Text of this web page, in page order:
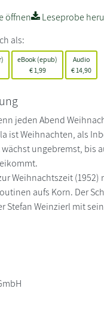
öffnen
Leseprobe
als:
eBook (epub)
€1,99
Audio
€ 14,90
jeden Abend
ist Weihnachten, als
wächst ungebremst, bis
Weihnachtszeit
aufs Korn. Der
Stefan Weinzierl mit